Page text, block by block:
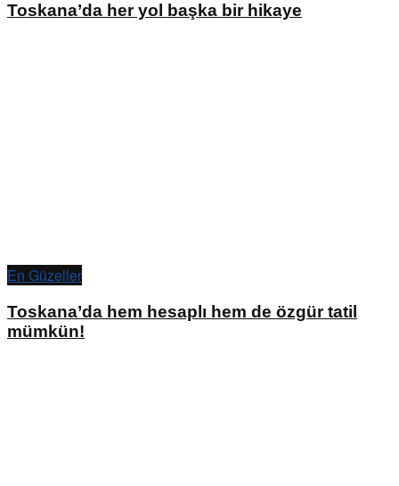
Toskana’da her yol başka bir hikaye
En Güzeller
Toskana’da hem hesaplı hem de özgür tatil
mümkün!